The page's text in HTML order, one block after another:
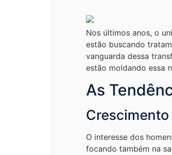
Nos últimos anos, o
estão buscando
vanguarda dessa
estão moldando essa
As
O interesse dos
focando também na